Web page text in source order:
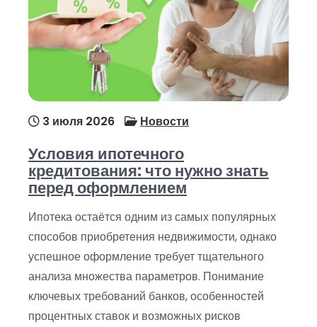
3 июля 2026 Новости
Условия ипотечного
кредитования: что нужно знать
перед оформлением
Ипотека остаётся одним из самых популярных
способов приобретения недвижимости, однако
успешное оформление требует тщательного
анализа множества параметров. Понимание
ключевых требований банков, особенностей
процентных ставок и возможных рисков